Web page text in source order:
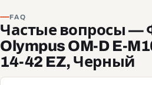
FAQ
Частые вопросы —
Olympus OM-D E-
14-42 EZ, Черный